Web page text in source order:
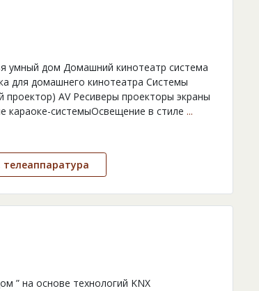
умный дом Домашний кинотеатр система
для домашнего кинотеатра Системы
проектор) AV Ресиверы проекторы экраны
караоке-системыОсвещение в стиле ...
” на основе технологий KNX